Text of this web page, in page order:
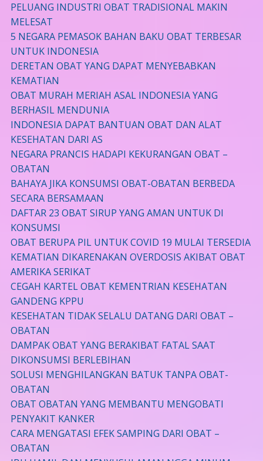
PELUANG INDUSTRI OBAT TRADISIONAL MAKIN
MELESAT
5 NEGARA PEMASOK BAHAN BAKU OBAT TERBESAR
UNTUK INDONESIA
DERETAN OBAT YANG DAPAT MENYEBABKAN
KEMATIAN
OBAT MURAH MERIAH ASAL INDONESIA YANG
BERHASIL MENDUNIA
INDONESIA DAPAT BANTUAN OBAT DAN ALAT
KESEHATAN DARI AS
NEGARA PRANCIS HADAPI KEKURANGAN OBAT –
OBATAN
BAHAYA JIKA KONSUMSI OBAT-OBATAN BERBEDA
SECARA BERSAMAAN
DAFTAR 23 OBAT SIRUP YANG AMAN UNTUK DI
KONSUMSI
OBAT BERUPA PIL UNTUK COVID 19 MULAI TERSEDIA
KEMATIAN DIKARENAKAN OVERDOSIS AKIBAT OBAT
AMERIKA SERIKAT
CEGAH KARTEL OBAT KEMENTRIAN KESEHATAN
GANDENG KPPU
KESEHATAN TIDAK SELALU DATANG DARI OBAT –
OBATAN
DAMPAK OBAT YANG BERAKIBAT FATAL SAAT
DIKONSUMSI BERLEBIHAN
SOLUSI MENGHILANGKAN BATUK TANPA OBAT-
OBATAN
OBAT OBATAN YANG MEMBANTU MENGOBATI
PENYAKIT KANKER
CARA MENGATASI EFEK SAMPING DARI OBAT –
OBATAN